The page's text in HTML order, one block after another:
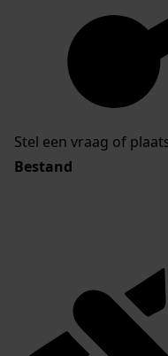
Stel een vraag of
Bestand